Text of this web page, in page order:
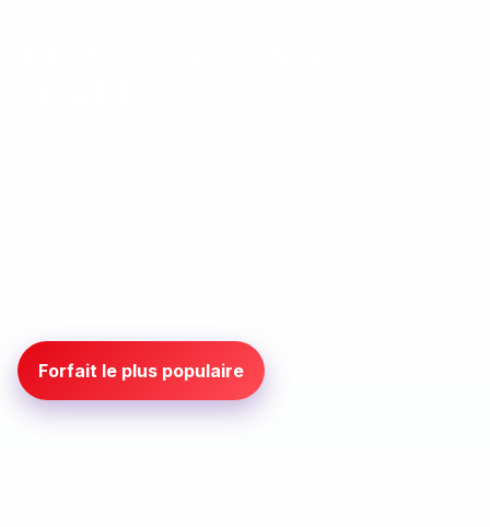
Forfait le plus populaire